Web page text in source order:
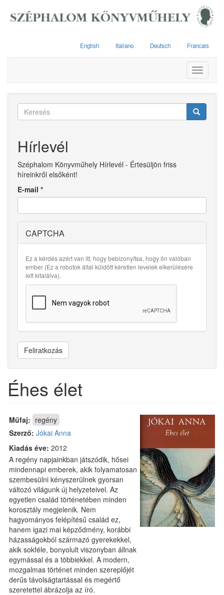
English Italiano Deutsch Francais
Toggle
Keresés
Hírlevél
Széphalom Könyvműhely Hírlevél - Értesüljön friss
híreinkről elsőként!
E-mail *
CAPTCHA
Ez a kérdés azért van itt, hogy bebizonyítsa, hogy ön valóban
ember (Ez a robotok által küldött kéretlen levelek elkerülésére
lett kitalálva).
Feliratkozás
Éhes élet
Műfaj: regény
Szerző: Jókai Anna
Kiadás éve: 2012
A regény napjainkban játszódik, hősei
mindennapi emberek, akik folyamatosan
szembesülni kényszerülnek gyorsan
változó világunk új helyzeteivel. Az
egyetlen család történetében minden
korosztály megjelenik. Nem
hagyományos felépítésű család ez,
hanem igazi mai képződmény, korábbi
házasságokból származó gyerekekkel,
akik sokféle, bonyolult viszonyban állnak
egymással és a többiekkel. A modern,
mozgalmas történet minden szereplőjét
derűs távolságtartással és megértő
szeretettel ábrázolja az író.